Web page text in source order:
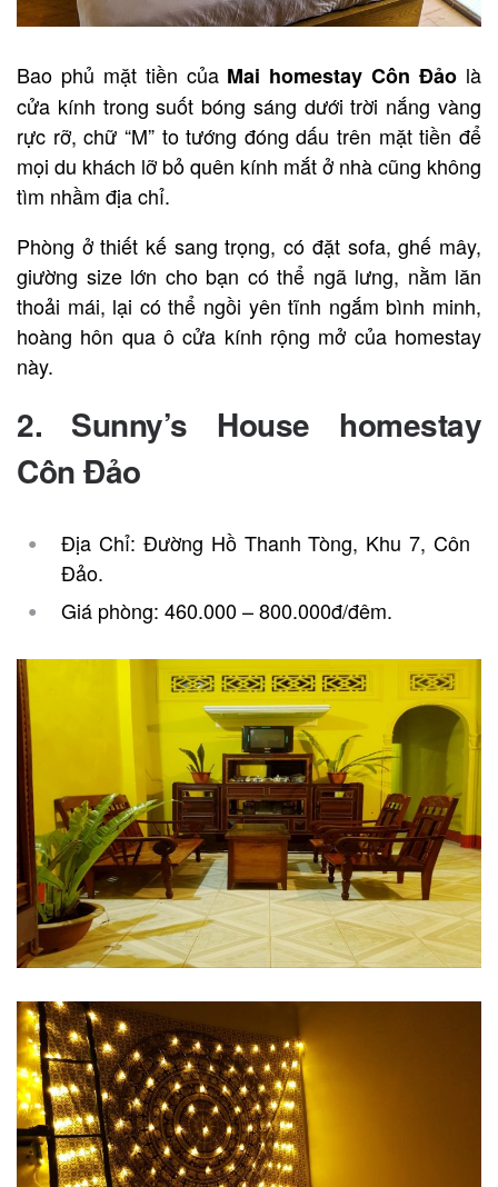
Bao phủ mặt tiền của Mai homestay Côn Đảo là
cửa kính trong suốt bóng sáng dưới trời nắng vàng
rực rỡ, chữ “M” to tướng đóng dấu trên mặt tiền để
mọi du khách lỡ bỏ quên kính mắt ở nhà cũng không
tìm nhầm địa chỉ.
Phòng ở thiết kế sang trọng, có đặt sofa, ghế mây,
giường size lớn cho bạn có thể ngã lưng, nằm lăn
thoải mái, lại có thể ngồi yên tĩnh ngắm bình minh,
hoàng hôn qua ô cửa kính rộng mở của homestay
này.
2. Sunny’s House homestay
Côn Đảo
Địa Chỉ: Đường Hồ Thanh Tòng, Khu 7, Côn
Đảo.
Giá phòng: 460.000 – 800.000đ/đêm.